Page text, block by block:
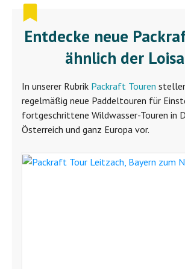
Entdecke neue
ähnlich der
In unserer Rubrik Packraft Touren
regelmäßig neue Paddeltouren für
fortgeschrittene Wildwasser-Touren in
Österreich und ganz Europa vor.